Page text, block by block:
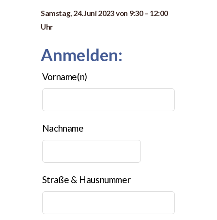
Samstag, 24.Juni 2023 von 9:30 – 12:00
Uhr
Anmelden:
Lass
Vorname(n)
Nachname
Straße & Hausnummer